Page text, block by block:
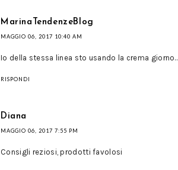
MarinaTendenzeBlog
MAGGIO 06, 2017 10:40 AM
Io della stessa linea sto usando la crema
RISPONDI
Diana
MAGGIO 06, 2017 7:55 PM
Consigli reziosi, prodotti favolosi